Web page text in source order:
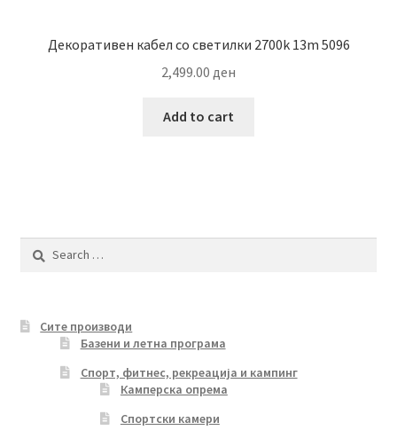
Декоративен кабел со светилки 2700k 13m 5096
2,499.00 ден
Add to cart
Search
Сите производи
Базени и летна програма
Спорт, фитнес, рекреација и кампинг
Камперска опрема
Спортски камери